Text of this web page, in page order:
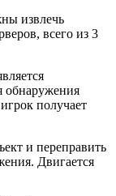
извлечь
всего из 3
обнаружения
получает
и переправить
Двигается